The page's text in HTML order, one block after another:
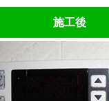
施工後